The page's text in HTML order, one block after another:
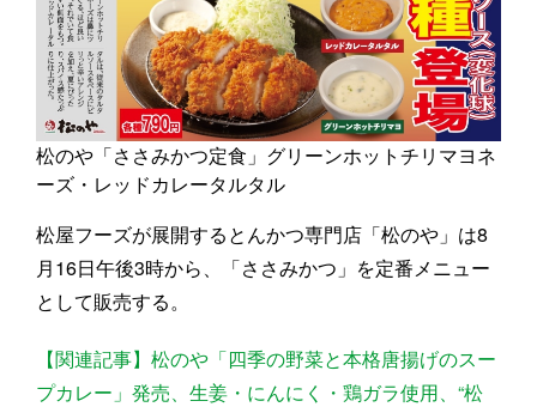
松のや「ささみかつ定食」グリーンホットチリマヨネ
ーズ・レッドカレータルタル
松屋フーズが展開するとんかつ専門店「松のや」は8
月16日午後3時から、「ささみかつ」を定番メニュー
として販売する。
【関連記事】松のや「四季の野菜と本格唐揚げのスー
プカレー」発売、生姜・にんにく・鶏ガラ使用、“松